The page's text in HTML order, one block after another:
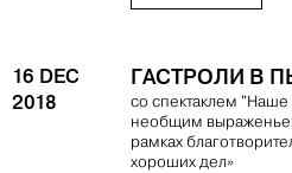
16 DEC
2018
ГАСТРОЛИ В
со спектаклем
необщим
рамках
хороших дел»